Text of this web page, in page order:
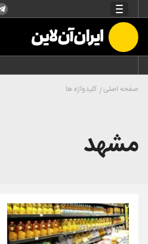
صفحه اصلی کلیدواژه ها
مشهد